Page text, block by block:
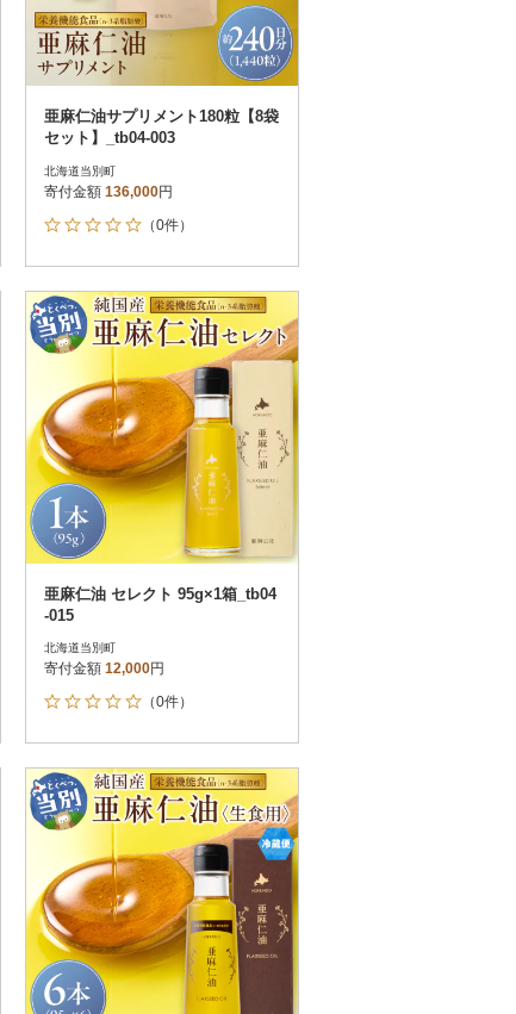
亜麻仁油サプリメント180粒【8袋
セット】_tb04-003
北海道当別町
寄付金額 136,000円
（0件）
亜麻仁油 セレクト 95g×1箱_tb04
-015
北海道当別町
寄付金額 12,000円
（0件）